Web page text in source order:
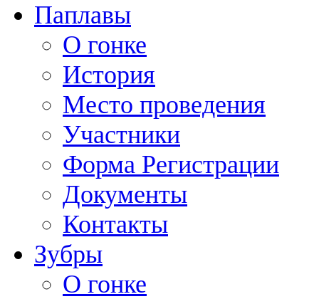
Паплавы
О гонке
История
Место проведения
Участники
Форма Регистрации
Документы
Контакты
Зубры
О гонке